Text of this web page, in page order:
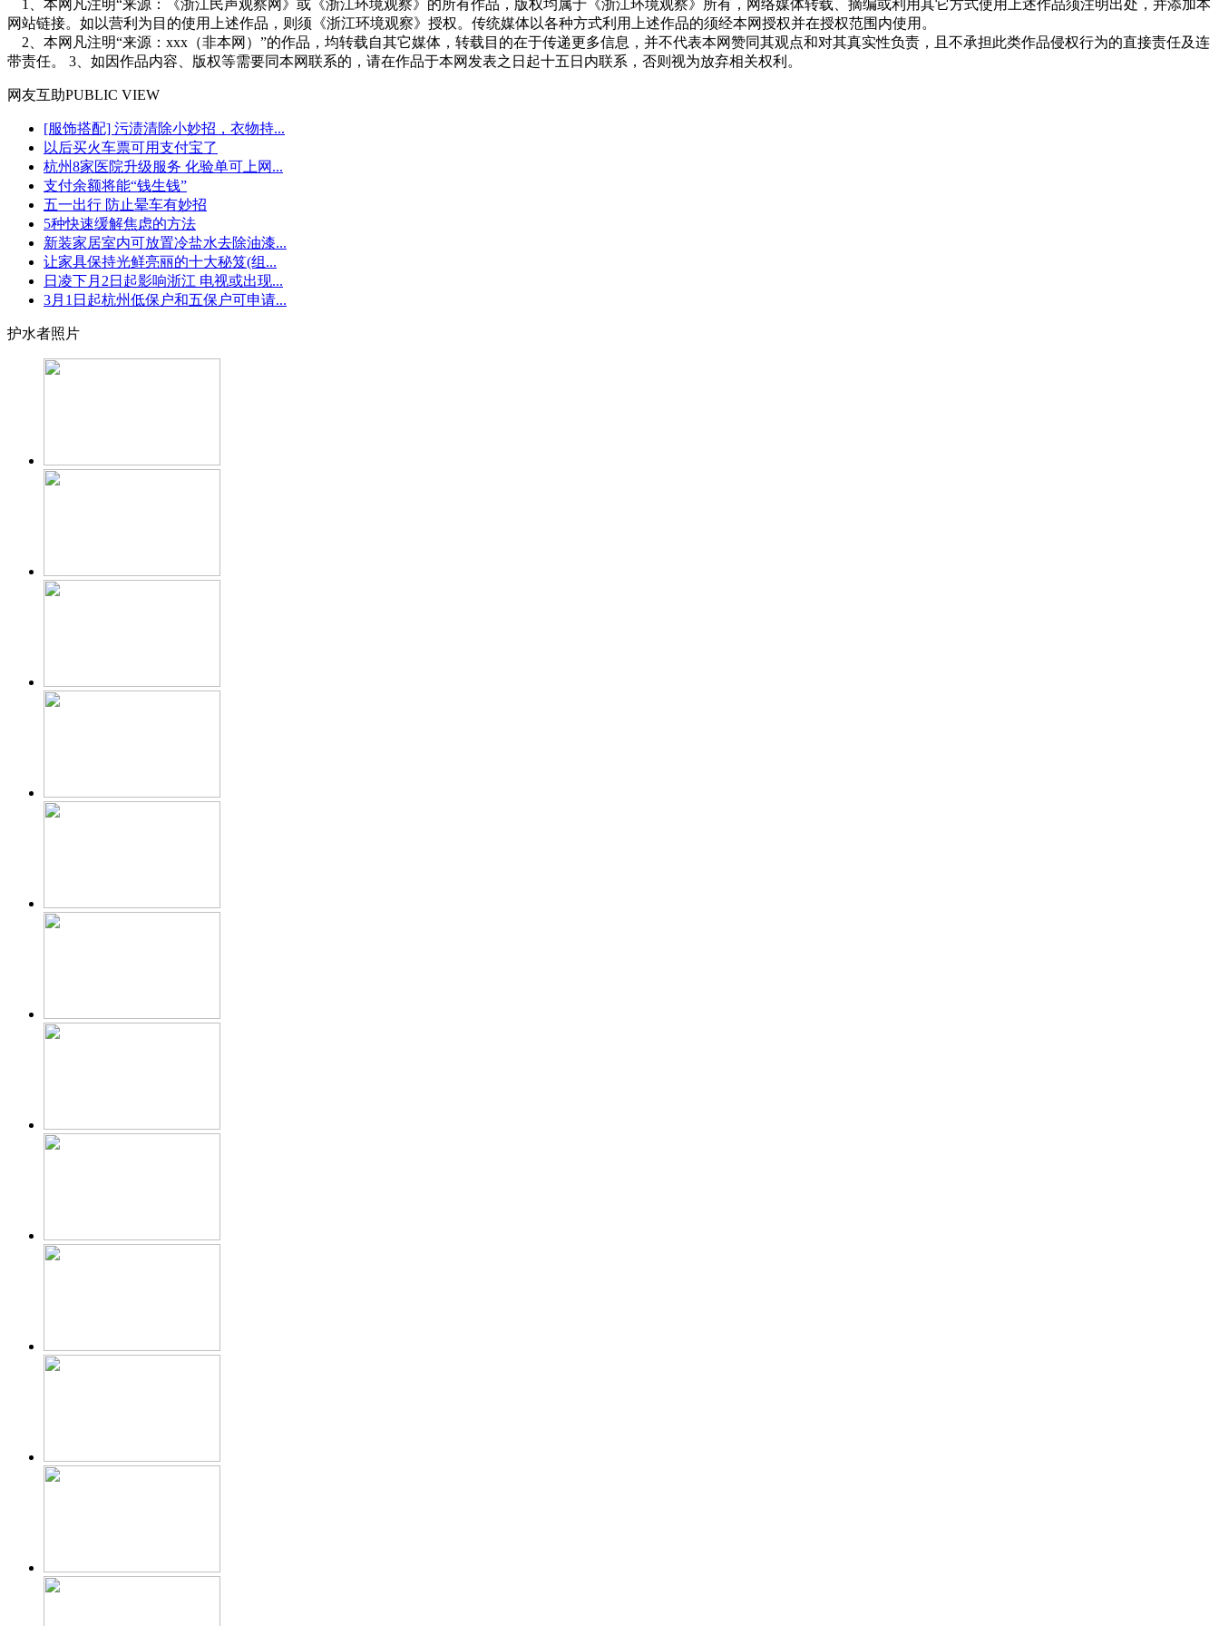
1、本网凡注明“来源：《浙江民声观察网》或《浙江环境观察》的所有作品，版权均属于《浙江环境观察》所有，网络媒体转载、摘编或利用其它方式使用上述作品须注明出处，并添加本
网站链接。如以营利为目的使用上述作品，则须《浙江环境观察》授权。传统媒体以各种方式利用上述作品的须经本网授权并在授权范围内使用。
2、本网凡注明“来源：xxx（非本网）”的作品，均转载自其它媒体，转载目的在于传递更多信息，并不代表本网赞同其观点和对其真实性负责，且不承担此类作品侵权行为的直接责任及连
带责任。 3、如因作品内容、版权等需要同本网联系的，请在作品于本网发表之日起十五日内联系，否则视为放弃相关权利。
网友互助PUBLIC VIEW
[服饰搭配] 污渍清除小妙招，衣物持...
以后买火车票可用支付宝了
杭州8家医院升级服务 化验单可上网...
支付余额将能“钱生钱”
五一出行 防止晕车有妙招
5种快速缓解焦虑的方法
新装家居室内可放置冷盐水去除油漆...
让家具保持光鲜亮丽的十大秘笈(组...
日凌下月2日起影响浙江 电视或出现...
3月1日起杭州低保户和五保户可申请...
护水者照片